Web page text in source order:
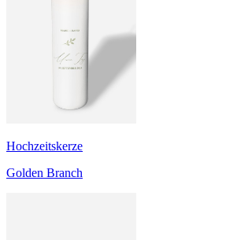
Hochzeitskerze
Golden Branch